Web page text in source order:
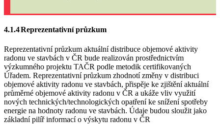
4.1.4Reprezentativní průzkum
Reprezentativní průzkum aktuální distribuce objemové aktivity
radonu ve stavbách v ČR bude realizován prostřednictvím
výzkumného projektu TAČR podle metodik certifikovaných
Úřadem. Reprezentativní průzkum zhodnotí změny v distribuci
objemové aktivity radonu ve stavbách, přispěje ke zjištění aktuální
průměrné objemové aktivity radonu v ČR a ukáže vliv využití
nových technických/technologických opatření ke snížení spotřeby
energie na hodnoty radonu ve stavbách. Údaje budou sloužit jako
základní pilíř informací o výskytu radonu v ČR